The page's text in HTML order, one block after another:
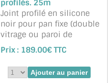
profilés. 25m
Joint profilé en silicone
noir pour pan fixe (double
vitrage ou paroi de
douche, paroi de verre).
Unité de vente : 25 m
Marque : BOHLE -
Référence :BOHLE-
Prix : 189.00€ TTC